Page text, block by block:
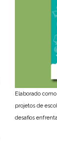
Elaborado
projetos de
desafios